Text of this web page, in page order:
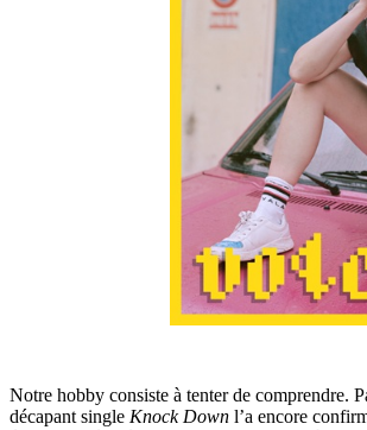
Notre hobby consiste à tenter de comprendre.
décapant single Knock Down l’a encore